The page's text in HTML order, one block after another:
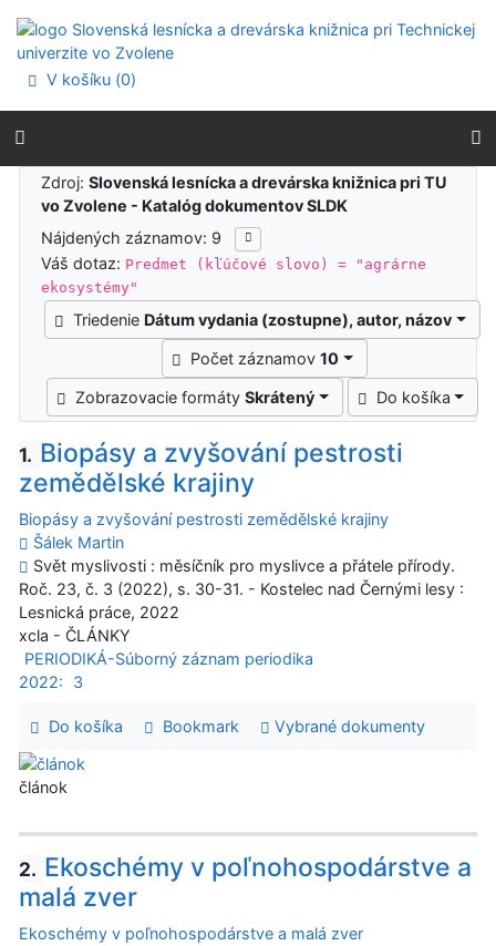
Prejsť na menu
Prehlásenie o webovej prístupnosti
V košíku (0)
Výsledky vyhľadávania
Zdroj:Slovenská lesnícka a drevárska knižnica pri TU
vo Zvolene - Katalóg dokumentov SLDK
Nájdených záznamov: 9
Váš dotaz: Predmet (kľúčové slovo) = "agrárne
ekosystémy"
Triedenie Dátum vydania (zostupne), autor, názov
Počet záznamov10
Zobrazovacie formátySkrátený Do košíka
1. Biopásy a zvyšování pestrosti
zemědělské krajiny
Biopásy a zvyšování pestrosti zemědělské krajiny
Šálek Martin
Svět myslivosti : měsíčník pro myslivce a přátele přírody.
Roč. 23, č. 3 (2022), s. 30-31. - Kostelec nad Černými lesy :
Lesnická práce, 2022
xcla - ČLÁNKY
PERIODIKÁ-Súborný záznam periodika
2022:
3
Do košíka Bookmark Vybrané dokumenty
článok
2. Ekoschémy v poľnohospodárstve a
malá zver
Ekoschémy v poľnohospodárstve a malá zver